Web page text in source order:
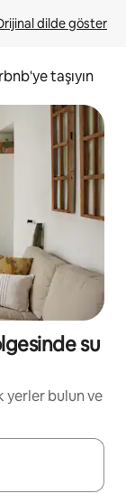
dilde göster
taşıyın
su
yerler bulun ve
oklarıyla